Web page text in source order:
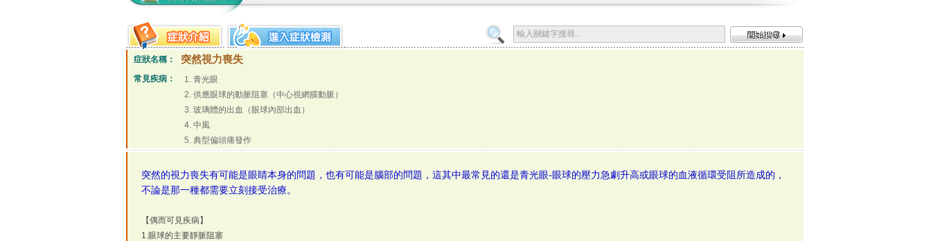
症狀名稱： 突然視力喪失
常見疾病：
青光眼
供應眼球的動脈阻塞（中心視網膜動脈）
玻璃體的出血（眼球內部出血）
中風
典型偏頭痛發作
突然的視力喪失有可能是眼睛本身的問題，也有可能是腦部的問題，這其中最常見的還是青光眼-眼球的壓力急劇升高或眼球的血液循環受阻所造成的，
不論是那一種都需要立刻接受治療。
【偶而可見疾病】
1.眼球的主要靜脈阻塞